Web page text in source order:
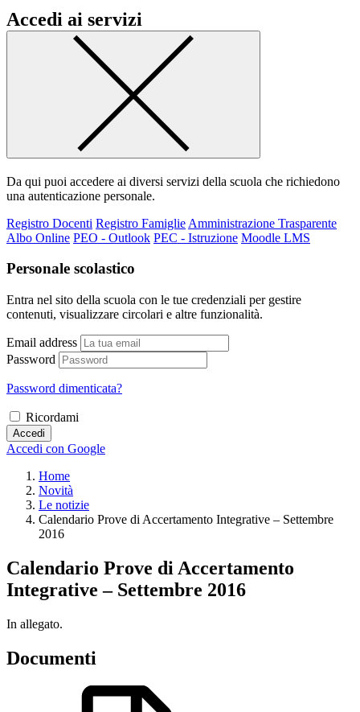
Accedi ai servizi
Da qui puoi accedere ai diversi servizi della scuola che richiedono
una autenticazione personale.
Registro Docenti Registro Famiglie Amministrazione Trasparente
Albo Online PEO - Outlook PEC - Istruzione Moodle LMS
Personale scolastico
Entra nel sito della scuola con le tue credenziali per gestire
contenuti, visualizzare circolari e altre funzionalità.
Email address
Password
Password dimenticata?
Ricordami
Accedi
Accedi con Google
Home
Novità
Le notizie
Calendario Prove di Accertamento Integrative – Settembre
2016
Calendario Prove di Accertamento
Integrative – Settembre 2016
In allegato.
Documenti